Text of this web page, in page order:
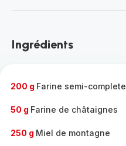
-
gamme
Ingrédients
200 g Farine semi-complete
50 g Farine de châtaignes
250 g Miel de montagne